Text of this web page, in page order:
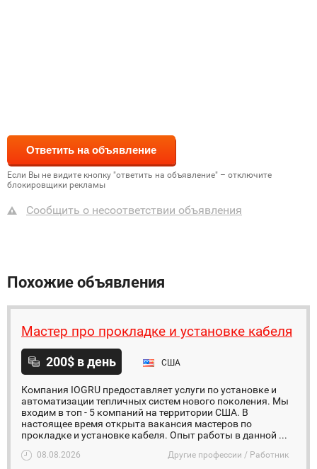
Если Вы не видите кнопку "ответить на объявление" – отключите
блокировщики рекламы
Сообщить о несоответствии объявления
Похожие объявления
Мастер про прокладке и установке кабеля
200$ в день США
Компания IOGRU предоставляет услуги по установке и
автоматизации тепличных систем нового поколения. Мы
входим в топ - 5 компаний на территории США. В
настоящее время открыта вакансия мастеров по
прокладке и установке кабеля. Опыт работы в данной ...
08.08.2026 Другие профессии / Работник